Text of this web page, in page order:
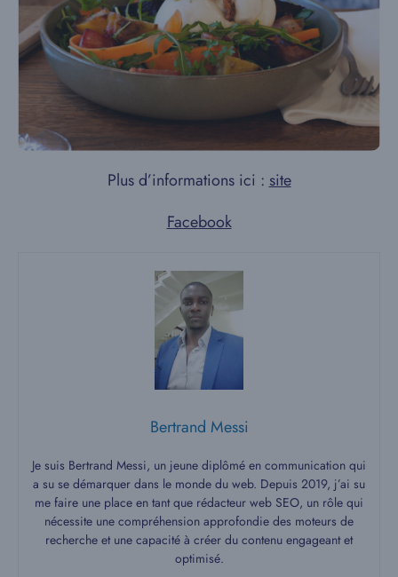
Plus d’informations ici :site
Facebook
Bertrand Messi
Je suis Bertrand Messi, un jeune diplômé en communication qui
a su se démarquer dans le monde du web. Depuis 2019, j’ai su
me faire une place en tant que rédacteur web SEO, un rôle qui
nécessite une compréhension approfondie des moteurs de
recherche et une capacité à créer du contenu engageant et
optimisé.